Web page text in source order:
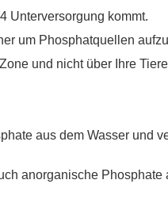
Unterversorgung kommt.
um Phosphatquellen
und nicht über Ihre
aus dem Wasser und
anorganische